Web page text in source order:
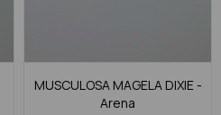
MUSCULOSA MAGELA DIXIE -
Arena